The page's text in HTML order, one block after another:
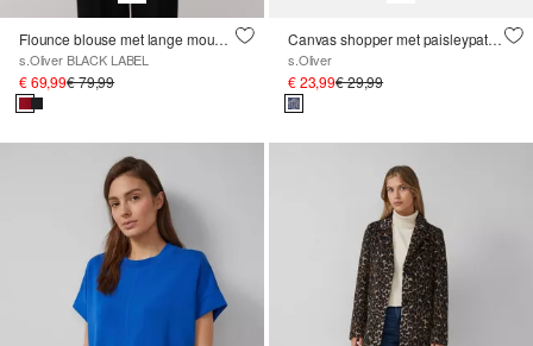
Flounce blouse met lange mouwen en manchetten
s.Oliver BLACK LABEL
€ 69,99€ 79,99
Canvas shopper met paisleypatroon en korte hengsels
s.Oliver
€ 23,99€ 29,99